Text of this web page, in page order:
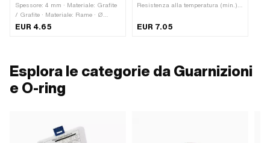
Spessore: 4 mm · Materiale: Grafite
/ Grafite · Materiale: Rame · Ø
esterno: 32.8 mm · Ø interno: 25.6
EUR 4.65
Resistenza alla temperatura (min.):
Produttore: Prodotto in Spagna · Ø
EUR 7.05
Esplora le categorie da Guarnizioni
e O-ring